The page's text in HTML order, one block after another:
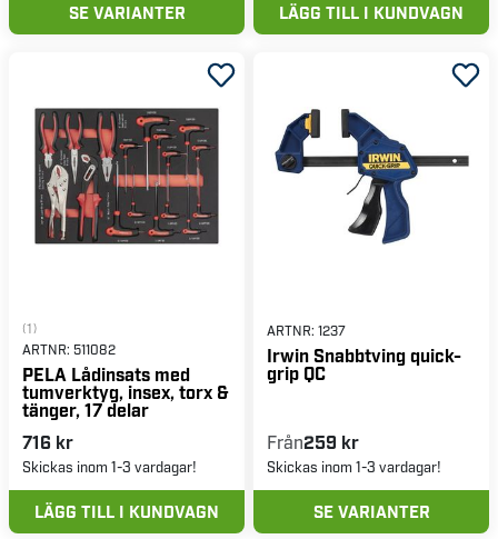
SE VARIANTER LÄGG TILL I KUNDVAGN
(1)
ARTNR: 511082
PELA Lådinsats med
tumverktyg, insex, torx &
tänger, 17 delar
716 kr
Skickas inom 1-3 vardagar!
LÄGG TILL I KUNDVAGN
ARTNR: 1237
Irwin Snabbtving quick-
grip QC
Från259 kr
Skickas inom 1-3 vardagar!
SE VARIANTER